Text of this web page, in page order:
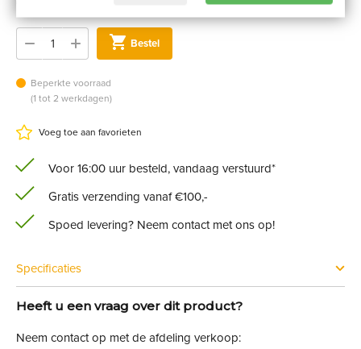
Bestel
Beperkte voorraad
(1 tot 2 werkdagen)
Voeg toe aan favorieten
Voor 16:00 uur besteld, vandaag verstuurd*
Gratis verzending vanaf €100,-
Spoed levering? Neem contact met ons op!
Specificaties
Heeft u een vraag over dit product?
Neem contact op met de afdeling verkoop: